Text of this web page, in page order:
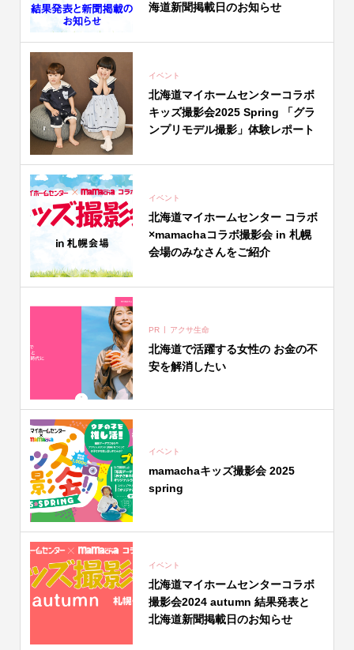
海道新聞掲載日のお知らせ
イベント
北海道マイホームセンターコラボ
キッズ撮影会2025 Spring 「グラ
ンプリモデル撮影」体験レポート
イベント
北海道マイホームセンター コラボ
×mamachaコラボ撮影会 in 札幌
会場のみなさんをご紹介
PR アクサ生命
北海道で活躍する女性の お金の不
安を解消したい
イベント
mamachaキッズ撮影会 2025
spring
イベント
北海道マイホームセンターコラボ
撮影会2024 autumn 結果発表と
北海道新聞掲載日のお知らせ